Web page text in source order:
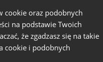
ENGLISH
FRENCH
cookie oraz podobnych
na podstawie Twoich
że zgadzasz się na takie
cookie i podobnych